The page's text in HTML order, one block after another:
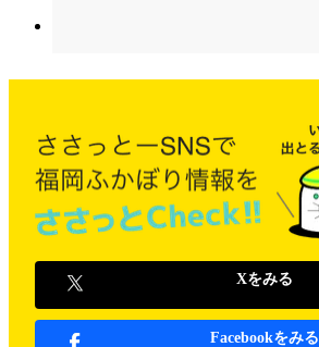
Xをみる
Facebookをみる